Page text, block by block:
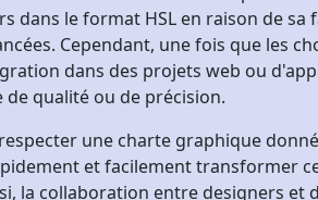
dans le format HSL en raison de sa
Cependant, une fois que les
dans des projets web ou
qualité ou de précision.
une charte graphique
et facilement transformer
la collaboration entre designers et